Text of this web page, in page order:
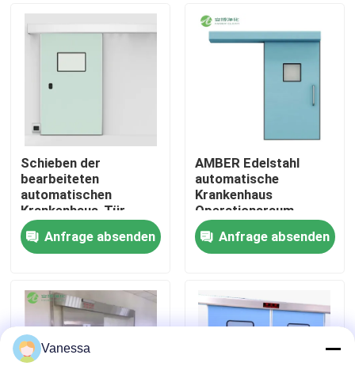
Fabrik-Ausflug
Treten Sie mit uns in Verbindung
Nachrichten
Fälle
Modularer Operationssaal
Modularer Reinraum
Schieben der
bearbeiteten
automatischen
Krankenhaus-Tür-
elektrisches
Steuerradar-
Abfragung
Anfrage absenden
AMBER Edelstahl
automatische
Krankenhaus
Operationsraum
Schiebetür
Anfrage absenden
Vanessa